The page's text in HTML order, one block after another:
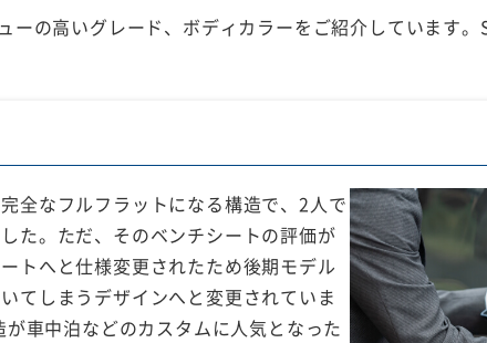
ーの高いグレード、ボディカラーをご紹介しています
全なフルフラットになる構造で、2人で
た。ただ、そのベンチシートの評価が
トへと仕様変更されたため後期モデル
てしまうデザインへと変更されていま
車中泊などのカスタムに人気となった